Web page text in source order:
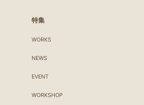
特集
WORKS
NEWS
EVENT
WORKSHOP